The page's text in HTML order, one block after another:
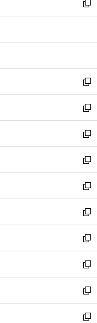
く
で
開
ド
ウ
開
ィ
ン
ウ
開
く
い
ウ
ン
ウ
で
開
く
新
し
ウ
ン
ド
ウ
で
開
く
新
し
い
ウ
ィ
ン
ド
ウ
で
開
く
新
し
い
ウ
ィ
ン
ド
ウ
で
開
く
新
し
い
ウ
ィ
ン
ド
ウ
で
開
く
新
し
い
ウ
ィ
ン
ド
ウ
で
開
く
新
し
い
ウ
ィ
ン
ド
ウ
で
開
く
新
し
い
ウ
ィ
ン
ド
ウ
で
新
し
い
ウ
ィ
ン
ド
新
し
い
ウ
ィ
新
し
い
新